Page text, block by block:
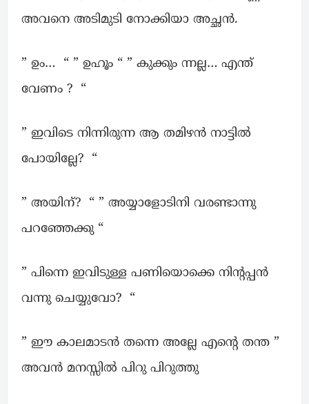
അവനെ അടിമുടി നോക്കിയാ അച്ഛൻ.
” ഉം… “ ” ഉഹൂം “ ” കുക്കും ന്നല്ല… എന്ത്
വേണം ? “
” ഇവിടെ നിന്നിരുന്ന ആ തമിഴൻ നാട്ടിൽ
പോയില്ലേ? “
” അയിന്? “ ” അയ്യാളോടിനി വരണ്ടാന്നു
പറഞ്ഞേക്കു “
” പിന്നെ ഇവിടുള്ള പണിയൊക്കെ നിന്റപ്പൻ
വന്നു ചെയ്യുവോ? “
” ഈ കാലമാടൻ തന്നെ അല്ലേ എന്റെ തന്ത ”
അവൻ മനസ്സിൽ പിറു പിറുത്തു